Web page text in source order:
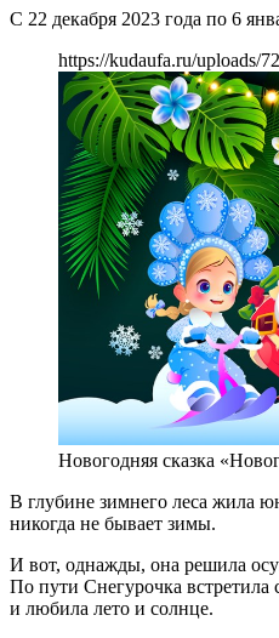
С 22 декабря 2023 года по 6
https://kudaufa.ru/uploads/
Новогодняя сказка
В глубине зимнего леса жила
никогда не бывает зимы.
И вот, однажды, она решила
По пути Снегурочка
и любила лето и солнце.